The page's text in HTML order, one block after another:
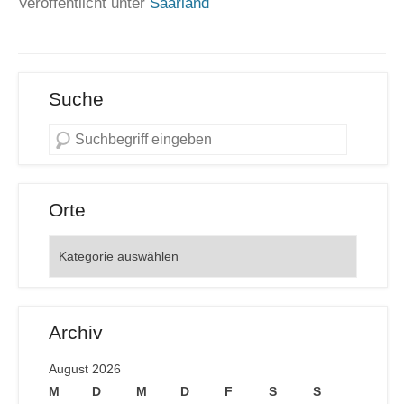
Suche
Orte
Archiv
August 2026
M
D M D F S S